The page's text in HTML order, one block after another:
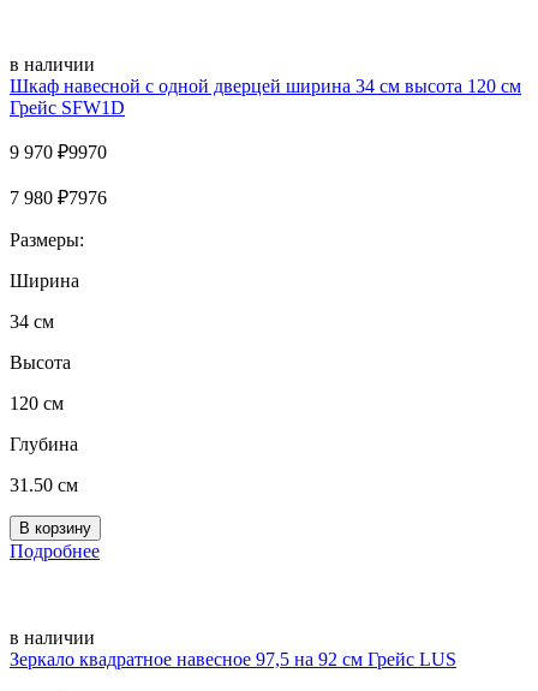
в наличии
Шкаф навесной с одной дверцей ширина 34 см высота 120 см
Грейс SFW1D
9 970 ₽9970
7 980 ₽7976
Размеры:
Ширина
34 см
Высота
120 см
Глубина
31.50 см
Подробнее
в наличии
Зеркало квадратное навесное 97,5 на 92 см Грейс LUS